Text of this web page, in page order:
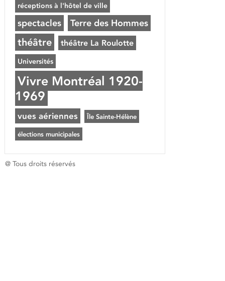
réceptions à l'hôtel de ville
spectacles Terre des Hommes
théâtre théâtre La Roulotte
Universités
Vivre Montréal 1920-
1969
vues aériennes Île Sainte-Hélène
élections municipales
@ Tous droits réservés